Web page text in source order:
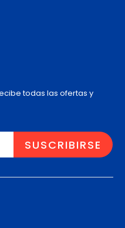
todas las ofertas y